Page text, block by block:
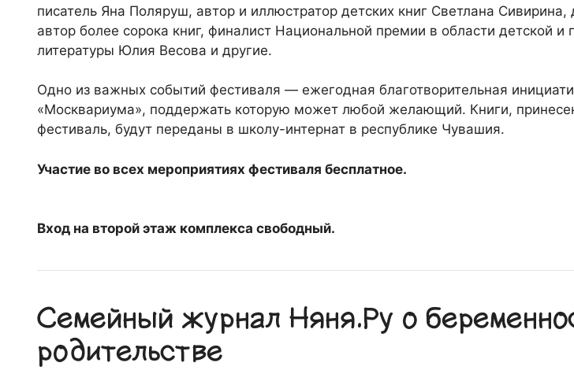
писатель Яна Поляруш, автор и иллюстратор детских книг Светлана Сивирина,
автор более сорока книг, финалист Национальной премии в области детской и
литературы Юлия Весова и другие.
Одно из важных событий фестиваля — ежегодная благотворительная
«Москвариума», поддержать которую может любой желающий. Книги,
фестиваль, будут переданы в школу-интернат в республике Чувашия.
Участие во всех мероприятиях фестиваля бесплатное.
Вход на второй этаж комплекса свободный.
Семейный журнал Няня.Ру о
родительстве